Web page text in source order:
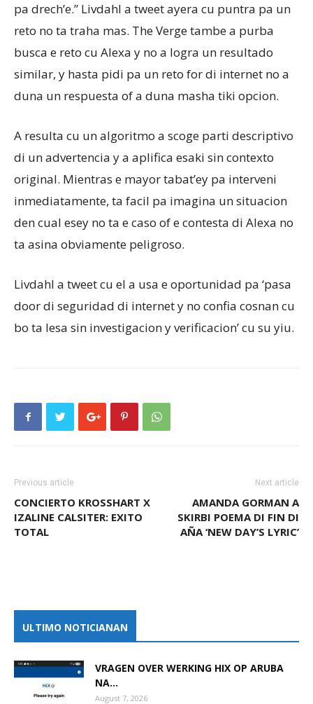
pa drech’e.” Livdahl a tweet ayera cu puntra pa un
reto no ta traha mas. The Verge tambe a purba
busca e reto cu Alexa y no a logra un resultado
similar, y hasta pidi pa un reto for di internet no a
duna un respuesta of a duna masha tiki opcion.
A resulta cu un algoritmo a scoge parti descriptivo
di un advertencia y a aplifica esaki sin contexto
original. Mientras e mayor tabat’ey pa interveni
inmediatamente, ta facil pa imagina un situacion
den cual esey no ta e caso of e contesta di Alexa no
ta asina obviamente peligroso.
Livdahl a tweet cu el a usa e oportunidad pa ‘pasa
door di seguridad di internet y no confia cosnan cu
bo ta lesa sin investigacion y verificacion’ cu su yiu.
Previous article
CONCIERTO KROSSHART X
IZALINE CALSITER: EXITO
TOTAL
Next article
AMANDA GORMAN A
SKIRBI POEMA DI FIN DI
AÑA ‘NEW DAY’S LYRIC’
ULTIMO NOTICIANAN
VRAGEN OVER WERKING HIX OP ARUBA
NA...
August 7, 2026